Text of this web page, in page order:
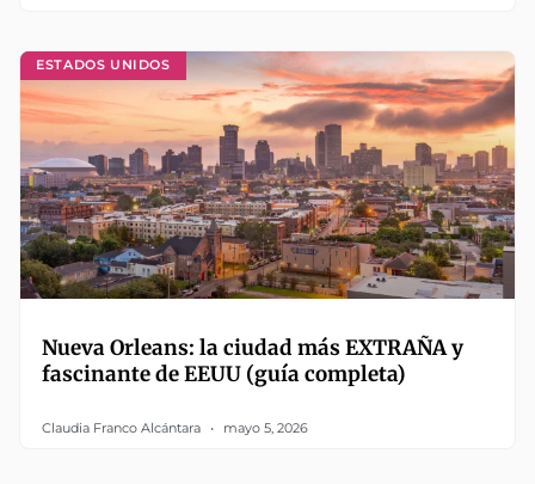
ESTADOS UNIDOS
Nueva Orleans: la ciudad más EXTRAÑA y
fascinante de EEUU (guía completa)
Claudia Franco Alcántara mayo 5, 2026